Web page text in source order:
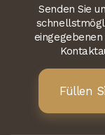
Senden Sie
Füllen